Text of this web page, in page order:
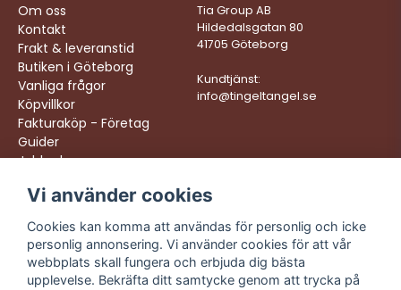
Om oss
Kontakt
Frakt & leveranstid
Butiken i Göteborg
Vanliga frågor
Köpvillkor
Fakturaköp - Företag
Guider
Jobba hos oss
Tia Group AB
Hildedalsgatan 80
41705 Göteborg
Kundtjänst:
info@tingeltangel.se
Följ oss:
Instagram
Facebook
TikTok
Vi levererar:
Snabba leveranser
Trygga köp
Fri frakt över 499:-
Trevlig kundtjänst
Vi använder cookies
Cookies kan komma att användas för personlig och icke
personlig annonsering. Vi använder cookies för att vår
webbplats skall fungera och erbjuda dig bästa
upplevelse. Bekräfta ditt samtycke genom att trycka på